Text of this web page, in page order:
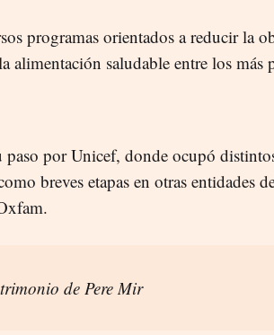
programas orientados a reducir la
saludable entre los más
paso por Unicef, donde ocupó
breves etapas en otras entidades
de Pere Mir